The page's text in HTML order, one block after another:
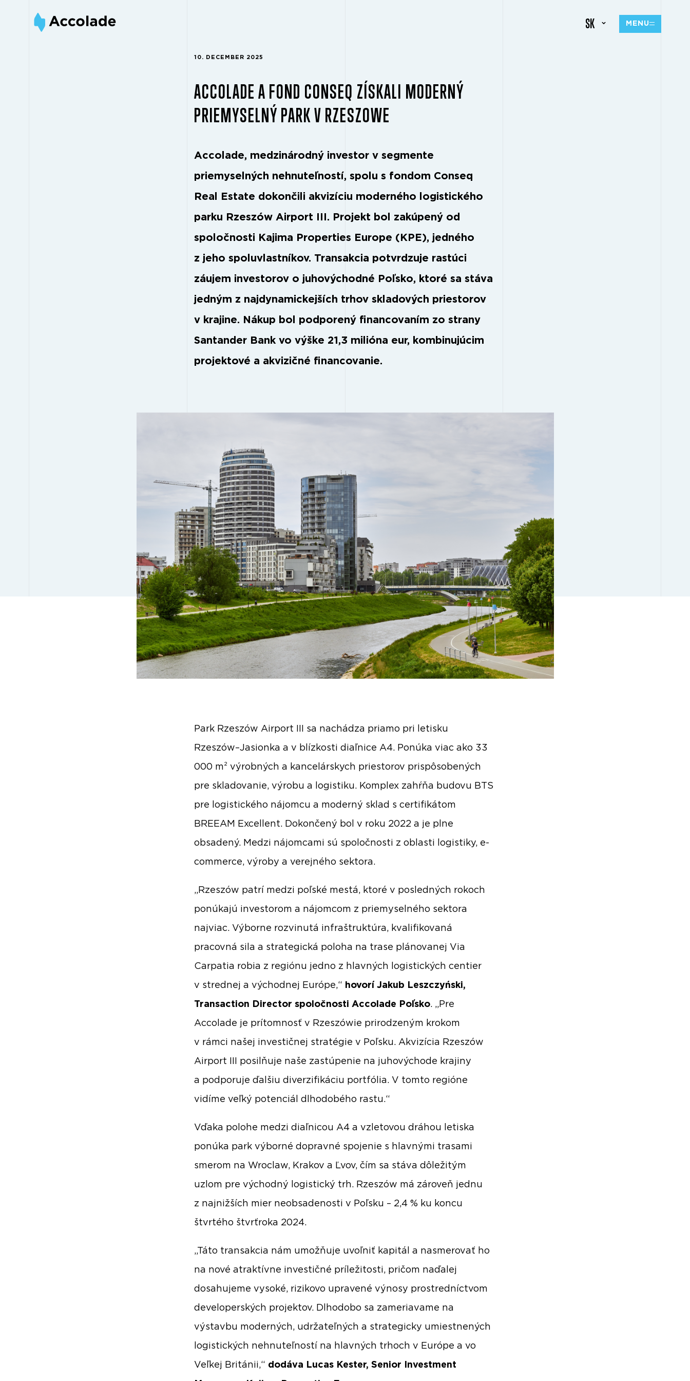
SK MENU
10. DECEMBER 2025
ACCOLADE A FOND CONSEQ ZÍSKALI MODERNÝ
PRIEMYSELNÝ PARK V RZESZOWE
Accolade, medzinárodný investor v segmente
priemyselných nehnuteľností, spolu s fondom Conseq
Real Estate dokončili akvizíciu moderného logistického
parku Rzeszów Airport III. Projekt bol zakúpený od
spoločnosti Kajima Properties Europe (KPE), jedného
z jeho spoluvlastníkov. Transakcia potvrdzuje rastúci
záujem investorov o juhovýchodné Poľsko, ktoré sa stáva
jedným z najdynamickejších trhov skladových priestorov
v krajine. Nákup bol podporený financovaním zo strany
Santander Bank vo výške 21,3 milióna eur, kombinujúcim
projektové a akvizičné financovanie.
Park Rzeszów Airport III sa nachádza priamo pri letisku
Rzeszów–Jasionka a v blízkosti diaľnice A4. Ponúka viac ako 33
000 m² výrobných a kancelárskych priestorov prispôsobených
pre skladovanie, výrobu a logistiku. Komplex zahŕňa budovu BTS
pre logistického nájomcu a moderný sklad s certifikátom
BREEAM Excellent. Dokončený bol v roku 2022 a je plne
obsadený. Medzi nájomcami sú spoločnosti z oblasti logistiky, e-
commerce, výroby a verejného sektora.
„Rzeszów patrí medzi poľské mestá, ktoré v posledných rokoch
ponúkajú investorom a nájomcom z priemyselného sektora
najviac. Výborne rozvinutá infraštruktúra, kvalifikovaná
pracovná sila a strategická poloha na trase plánovanej Via
Carpatia robia z regiónu jedno z hlavných logistických centier
v strednej a východnej Európe,“ hovorí Jakub Leszczyński,
Transaction Director spoločnosti Accolade Poľsko. „Pre
Accolade je prítomnosť v Rzeszówie prirodzeným krokom
v rámci našej investičnej stratégie v Poľsku. Akvizícia Rzeszów
Airport III posilňuje naše zastúpenie na juhovýchode krajiny
a podporuje ďalšiu diverzifikáciu portfólia. V tomto regióne
vidíme veľký potenciál dlhodobého rastu.“
Vďaka polohe medzi diaľnicou A4 a vzletovou dráhou letiska
ponúka park výborné dopravné spojenie s hlavnými trasami
smerom na Wroclaw, Krakov a Ľvov, čím sa stáva dôležitým
uzlom pre východný logistický trh. Rzeszów má zároveň jednu
z najnižších mier neobsadenosti v Poľsku – 2,4 % ku koncu
štvrtého štvrťroka 2024.
„Táto transakcia nám umožňuje uvoľniť kapitál a nasmerovať ho
na nové atraktívne investičné príležitosti, pričom naďalej
dosahujeme vysoké, rizikovo upravené výnosy prostredníctvom
developerských projektov. Dlhodobo sa zameriavame na
výstavbu moderných, udržateľných a strategicky umiestnených
logistických nehnuteľností na hlavných trhoch v Európe a vo
Veľkej Británii,“ dodáva Lucas Kester, Senior Investment